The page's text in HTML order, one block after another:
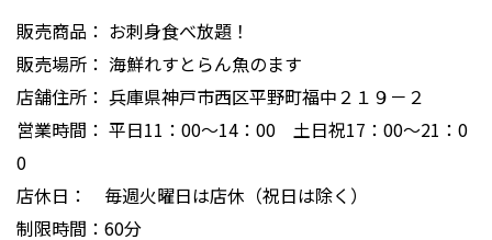
販売商品： お刺身食べ放題！
販売場所： 海鮮れすとらん魚のます
店舗住所： 兵庫県神戸市西区平野町福中２１９－２
営業時間： 平日11：00～14：00 土日祝17：00～21：0
0
店休日： 毎週火曜日は店休（祝日は除く）
制限時間：60分